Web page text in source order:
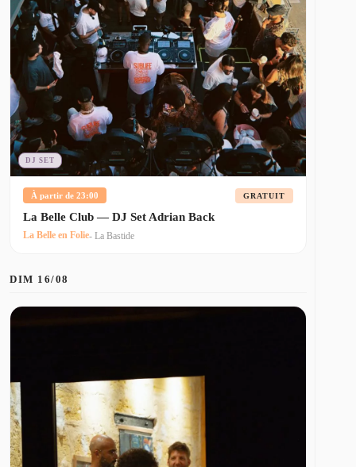
DJ SET
À partir de 23:00 GRATUIT
La Belle Club — DJ Set Adrian Back
La Belle en Folie- La Bastide
DIM 16/08